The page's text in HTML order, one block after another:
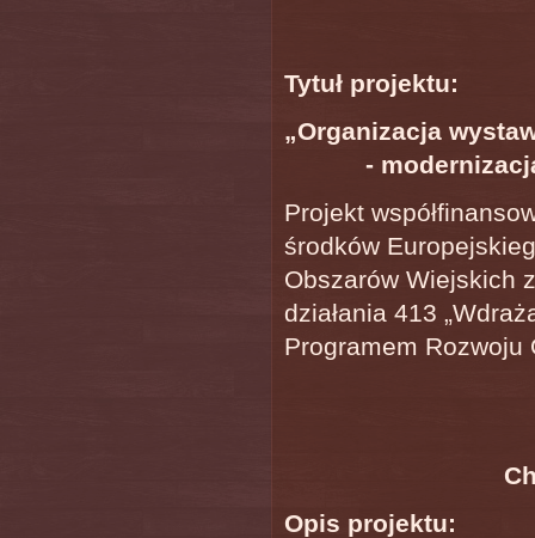
Tytuł projektu:
„Organizacja
-
Projekt
środków
Obszarów Wiejskich
działania 413
Programem
Opis projektu: